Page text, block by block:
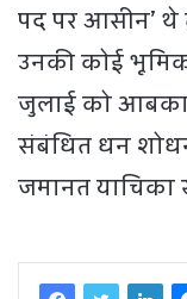
पद पर आसीन’
उनकी कोई
जुलाई को
संबंधित धन
जमानत याचिका